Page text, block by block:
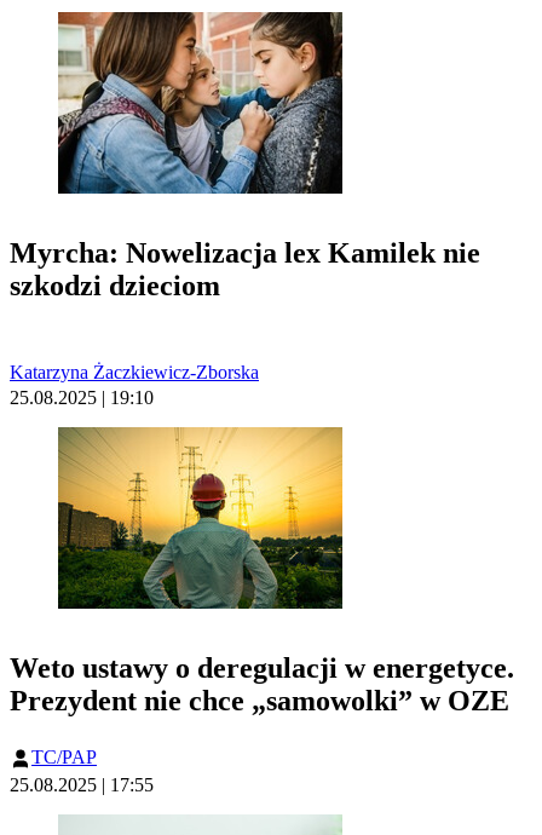
Myrcha: Nowelizacja lex Kamilek nie
szkodzi dzieciom
Katarzyna Żaczkiewicz-Zborska
25.08.2025 | 19:10
Weto ustawy o deregulacji w energetyce.
Prezydent nie chce „samowolki” w OZE
TC/PAP
25.08.2025 | 17:55